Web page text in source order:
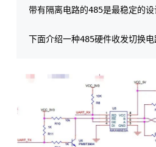
带有隔离电路的485是最稳定的